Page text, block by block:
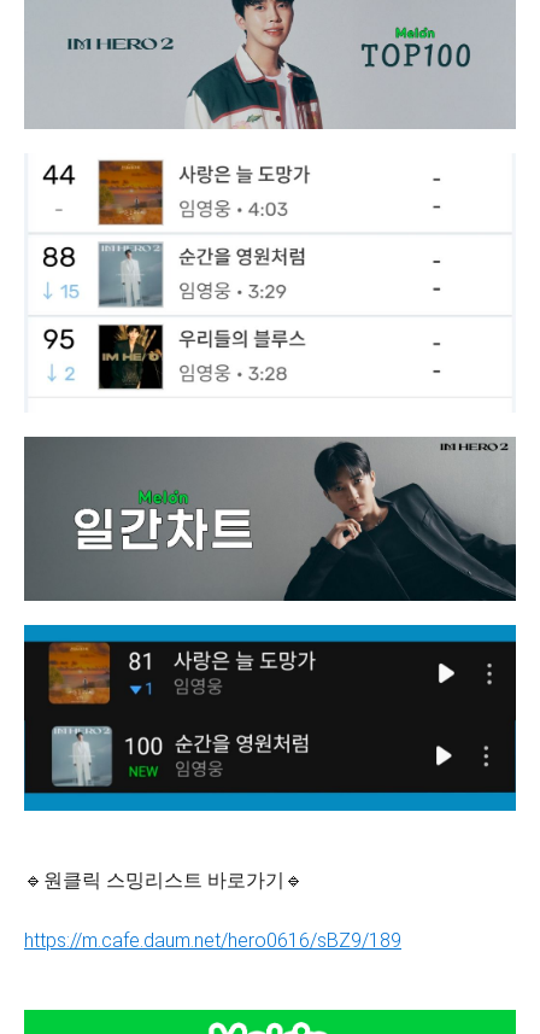
🔹원클릭 스밍리스트 바로가기🔹
https://m.cafe.daum.net/hero0616/sBZ9/189